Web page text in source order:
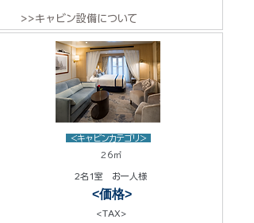
>>キャビン設備について
<キャビンカテゴリ>
26㎡
2名1室 お一人様
<価格>
<TAX>